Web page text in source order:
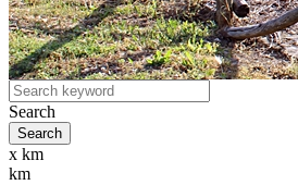
Search
x km
km